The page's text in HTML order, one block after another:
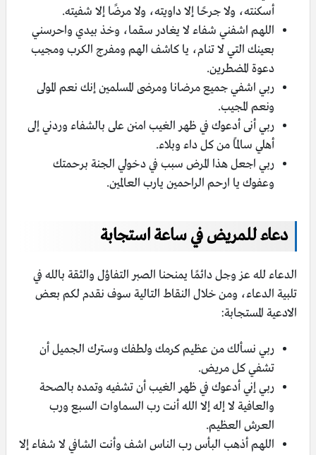
أسكنته، ولا جرحًا إلا داويته، ولا مرضًا إلا شفيته.
اللهم اشفني شفاء لا يغادر سقما، وخذ بيدي واحرسني
بعينك التي لا تنام، يا كاشف الهم ومفرج الكرب ومجيب
دعوة المضطرين.
ربي اشفي جميع مرضانا ومرضى المسلمين إنك نعم المولى
ونعم المجيب.
ربي أنى أدعوك في ظهر الغيب امنن على بالشفاء وردني إلى
أهلي سالمًا من كل داء وبلاء.
ربي اجعل هذا المرض سبب في دخولي الجنة برحمتك
وعفوك يا ارحم الراحمين يارب العالمين.
دعاء للمريض في ساعة استجابة
الدعاء لله عز وجل دائمًا يمنحنا الصبر التفاؤل والثقة بالله في
تلبية الدعاء، ومن خلال النقاط التالية سوف نقدم لكم بعض
الادعية المستجابة:
ربي نسألك من عظيم كرمك ولطفك وسترك الجميل أن
تشفي كل مريض.
ربي إني أدعوك في ظهر الغيب أن تشفيه وتمده بالصحة
والعافية لا إله إلا الله أنت رب السماوات السبع ورب
العرش العظيم.
اللهم أذهب البأس رب الناس اشف وأنت الشافي لا شفاء إلا